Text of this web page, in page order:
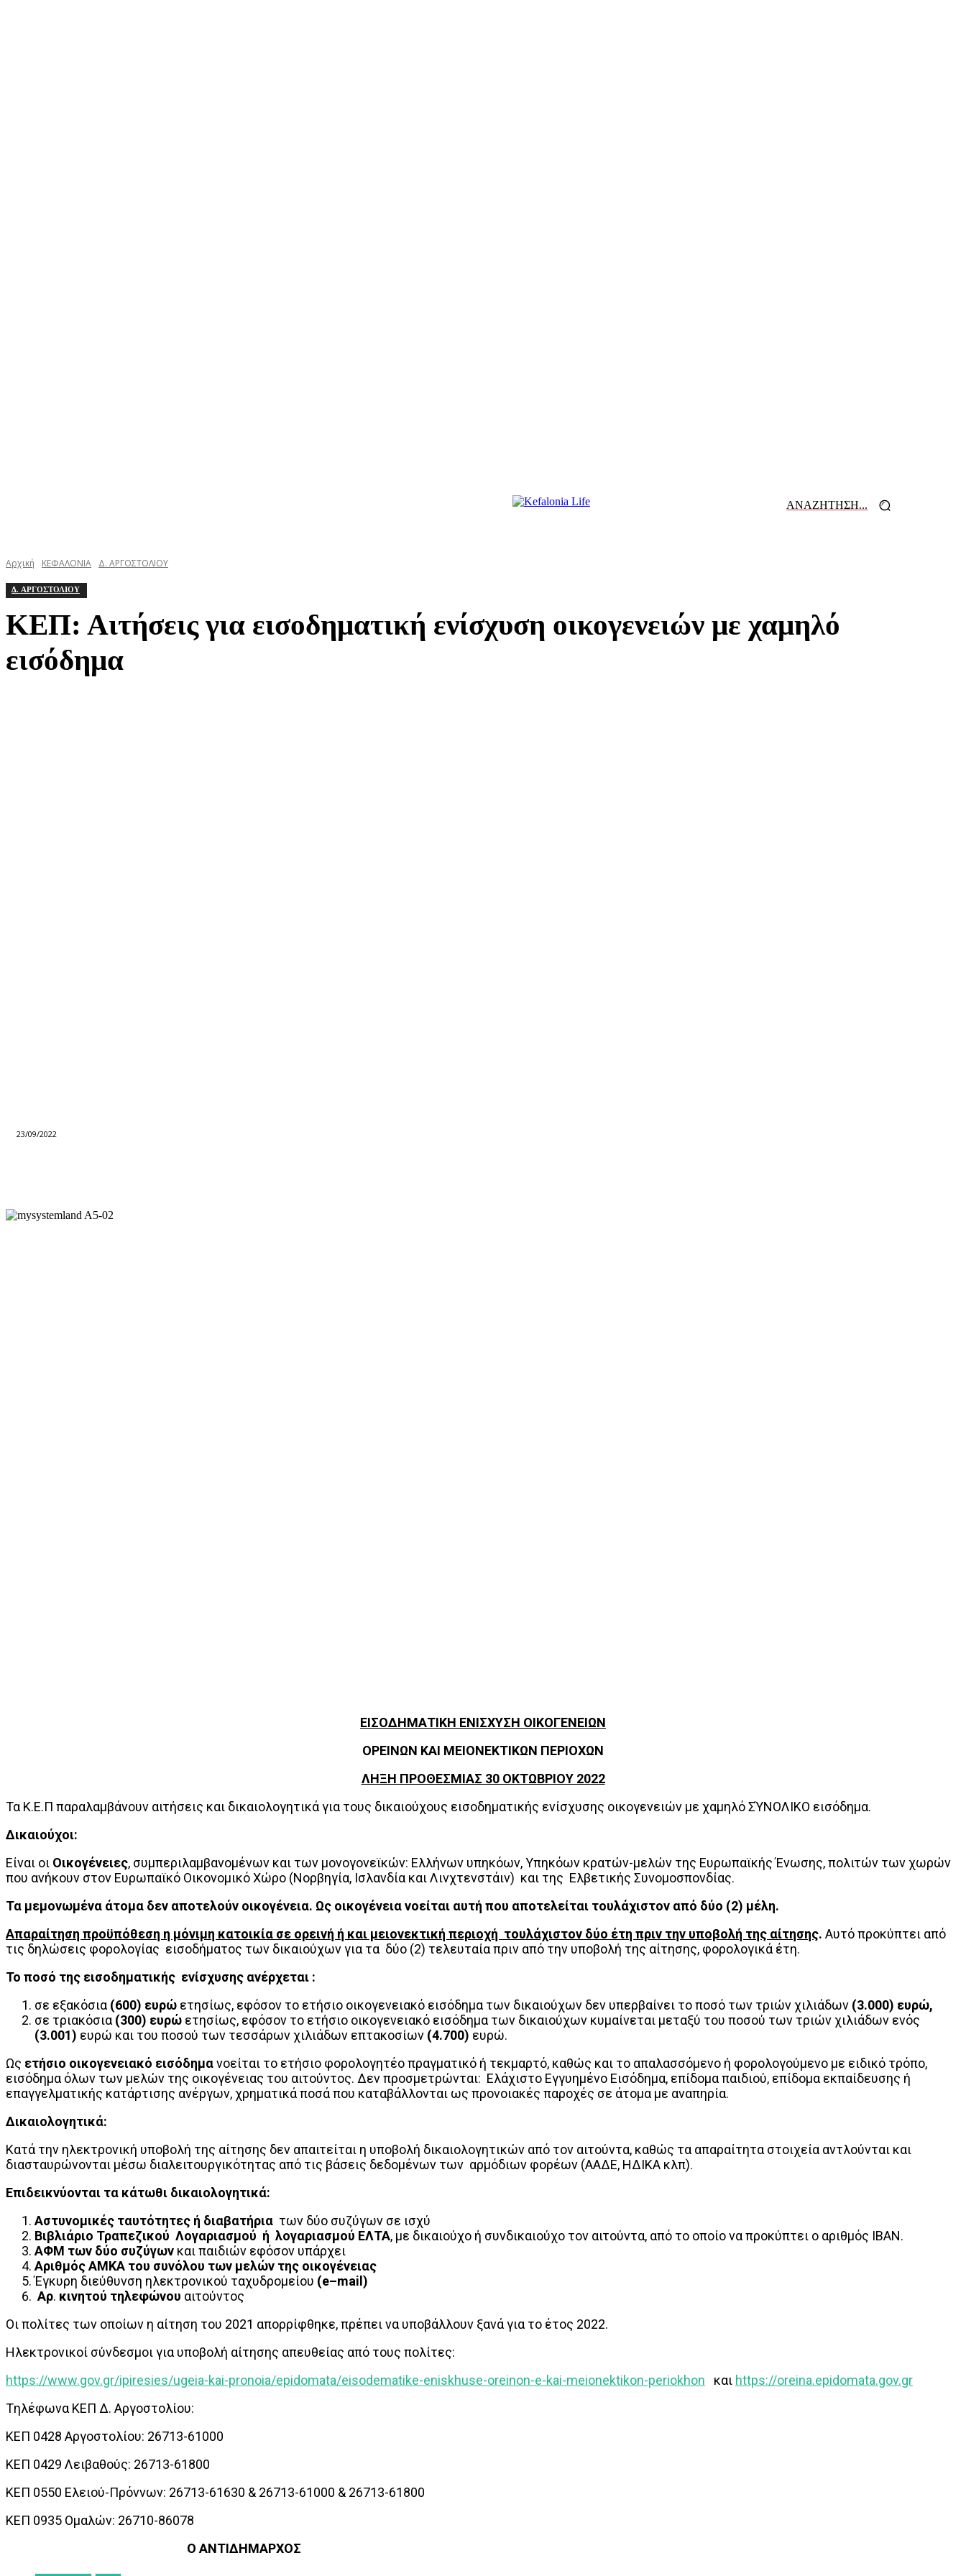
ΑΝΑΖΗΤΗΣΗ...
Αρχική ΚΕΦΑΛΟΝΙΑ Δ. ΑΡΓΟΣΤΟΛΙΟΥ
Δ. ΑΡΓΟΣΤΟΛΙΟΥ
ΚΕΠ: Αιτήσεις για εισοδηματική ενίσχυση οικογενειών με χαμηλό
εισόδημα
23/09/2022
ΕΙΣΟΔΗΜΑΤΙΚΗ ΕΝΙΣΧΥΣΗ ΟΙΚΟΓΕΝΕΙΩΝ
ΟΡΕΙΝΩΝ ΚΑΙ ΜΕΙΟΝΕΚΤΙΚΩΝ ΠΕΡΙΟΧΩΝ
ΛΗΞΗ ΠΡΟΘΕΣΜΙΑΣ 30 ΟΚΤΩΒΡΙΟΥ 2022
Τα Κ.Ε.Π παραλαμβάνουν αιτήσεις και δικαιολογητικά για τους δικαιούχους εισοδηματικής ενίσχυσης οικογενειών με χαμηλό ΣΎΝΟΛΙΚΟ εισόδημα.
Δικαιούχοι:
Είναι οι Οικογένειες, συμπεριλαμβανομένων και των μονογονεϊκών: Ελλήνων υπηκόων, Υπηκόων κρατών-μελών της Ευρωπαϊκής Ένωσης, πολιτών των χωρών
που ανήκουν στον Ευρωπαϊκό Οικονομικό Χώρο (Νορβηγία, Ισλανδία και Λινχτενστάιν) και της Ελβετικής Συνομοσπονδίας.
Τα μεμονωμένα άτομα δεν αποτελούν οικογένεια. Ως οικογένεια νοείται αυτή που αποτελείται τουλάχιστον από δύο (2) μέλη.
Απαραίτηση προϋπόθεση η μόνιμη κατοικία σε ορεινή ή και μειονεκτική περιοχή τουλάχιστον δύο έτη πριν την υποβολή της αίτησης. Αυτό προκύπτει από
τις δηλώσεις φορολογίας εισοδήματος των δικαιούχων για τα δύο (2) τελευταία πριν από την υποβολή της αίτησης, φορολογικά έτη.
Το ποσό της εισοδηματικής ενίσχυσης ανέρχεται :
σε εξακόσια(600) ευρώ ετησίως, εφόσον το ετήσιο οικογενειακό εισόδημα των δικαιούχων δεν υπερβαίνει το ποσό των τριών χιλιάδων (3.000) ευρώ,
σε τριακόσια(300) ευρώ ετησίως, εφόσον το ετήσιο οικογενειακό εισόδημα των δικαιούχων κυμαίνεται μεταξύ του ποσού των τριών χιλιάδων ενός
(3.001) ευρώ και του ποσού των τεσσάρων χιλιάδων επτακοσίων (4.700) ευρώ.
Ως ετήσιο οικογενειακό εισόδημανοείται το ετήσιο φορολογητέο πραγματικό ή τεκμαρτό, καθώς και το απαλασσόμενο ή φορολογούμενο με ειδικό τρόπο,
εισόδημα όλων των μελών της οικογένειας του αιτούντος. Δεν προσμετρώνται: Ελάχιστο Εγγυημένο Εισόδημα, επίδομα παιδιού, επίδομα εκπαίδευσης ή
επαγγελματικής κατάρτισης ανέργων, χρηματικά ποσά που καταβάλλονται ως προνοιακές παροχές σε άτομα με αναπηρία.
Δικαιολογητικά:
Κατά την ηλεκτρονική υποβολή της αίτησης δεν απαιτείται η υποβολή δικαιολογητικών από τον αιτούντα, καθώς τα απαραίτητα στοιχεία αντλούνται και
διασταυρώνονται μέσω διαλειτουργικότητας από τις βάσεις δεδομένων των αρμόδιων φορέων (ΑΑΔΕ, ΗΔΙΚΑ κλπ).
Επιδεικνύονται τα κάτωθι δικαιολογητικά:
Αστυνομικές ταυτότητες ή διαβατήρια των δύο συζύγων σε ισχύ
Bιβλιάριο Τραπεζικού Λογαριασμού ή λογαριασμού ΕΛΤΑ, με δικαιούχο ή συνδικαιούχο τον αιτούντα, από το οποίο να προκύπτει ο αριθμός ΙΒΑΝ.
ΑΦΜ των δύο συζύγων και παιδιών εφόσον υπάρχει
Αριθμός ΑΜΚΑ του συνόλου των μελών της οικογένειας
Έγκυρη διεύθυνση ηλεκτρονικού ταχυδρομείου (e–mail )
Αρ. κινητού τηλεφώνου αιτούντος
Οι πολίτες των οποίων η αίτηση του 2021 απορρίφθηκε, πρέπει να υποβάλλουν ξανά για το έτος 2022.
Ηλεκτρονικοί σύνδεσμοι για υποβολή αίτησης απευθείας από τους πολίτες:
https://www.gov.gr/ipiresies/ugeia-kai-pronoia/epidomata/eisodematike-eniskhuse-oreinon-e-kai-meionektikon-periokhon και https://oreina.epidomata.gov.gr
Tηλέφωνα ΚΕΠ Δ. Αργοστολίου:
ΚΕΠ 0428 Αργοστολίου: 26713-61000
ΚΕΠ 0429 Λειβαθούς: 26713-61800
ΚΕΠ 0550 Ελειού-Πρόννων: 26713-61630 & 26713-61000 & 26713-61800
ΚΕΠ 0935 Ομαλών: 26710-86078
Ο ΑΝΤΙΔΗΜΑΡΧΟΣ